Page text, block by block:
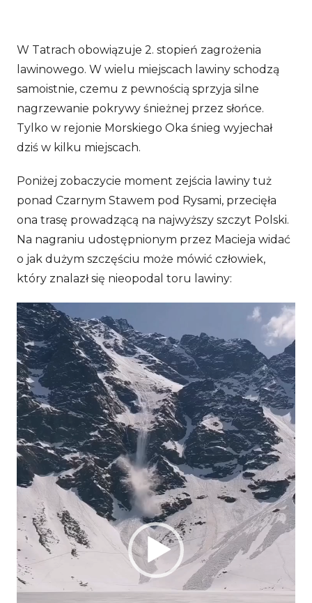
W Tatrach obowiązuje 2. stopień zagrożenia
lawinowego. W wielu miejscach lawiny schodzą
samoistnie, czemu z pewnością sprzyja silne
nagrzewanie pokrywy śnieżnej przez słońce.
Tylko w rejonie Morskiego Oka śnieg wyjechał
dziś w kilku miejscach.
Poniżej zobaczycie moment zejścia lawiny tuż
ponad Czarnym Stawem pod Rysami, przecięła
ona trasę prowadzącą na najwyższy szczyt Polski.
Na nagraniu udostępnionym przez Macieja widać
o jak dużym szczęściu może mówić człowiek,
który znalazł się nieopodal toru lawiny:
Odtwarzacz
video